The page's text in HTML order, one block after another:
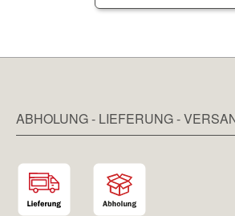
ABHOLUNG - LIEFERUNG -